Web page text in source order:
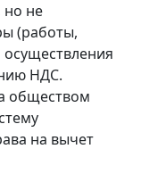
но не
(работы,
осуществления
НДС.
обществом
на вычет